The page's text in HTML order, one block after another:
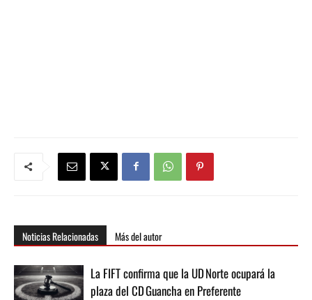
Noticias Relacionadas Más del autor
La FIFT confirma que la UD Norte ocupará la
plaza del CD Guancha en Preferente